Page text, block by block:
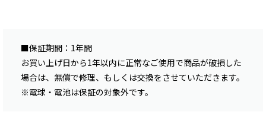
■保証期間：1年間
お買い上げ日から1年以内に正常なご使用で商品が破損した
場合は、無償で修理、もしくは交換をさせていただきます。
※電球・電池は保証の対象外です。